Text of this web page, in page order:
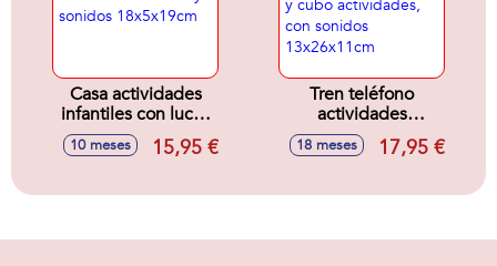
Casa actividades
infantiles con luces
y sonidos
18x5x19cm
10 meses 15,95 €
Tren teléfono
actividades
infantiles 3 en 1,
tren, teléfono y
con sonidos
18 meses 17,95 €